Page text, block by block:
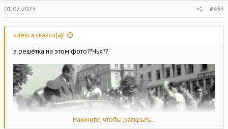
01.02.2025 #433
алекса сказал(а):
а решётка на этом фото??Чья??
Нажмите, чтобы раскрыть...